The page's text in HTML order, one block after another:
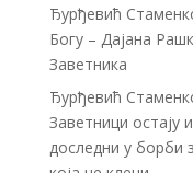
Ђурђевић
Богу – Дајана
Заветника
Ђурђевић
Заветници остају
доследни у борби